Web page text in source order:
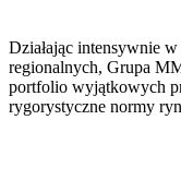
Działając intensywnie
regionalnych, Grupa
portfolio wyjątkowych
rygorystyczne normy